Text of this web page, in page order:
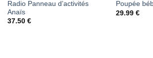
Radio Panneau d’activités
Anaïs
37.50 €
Poupée
29.99 €